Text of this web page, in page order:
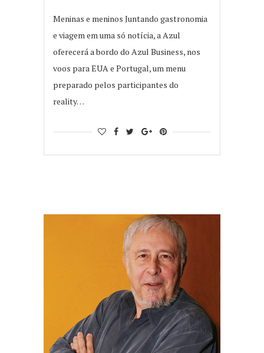
Meninas e meninos Juntando gastronomia
e viagem em uma só notícia, a Azul
oferecerá a bordo do Azul Business, nos
voos para EUA e Portugal, um menu
preparado pelos participantes do
reality…